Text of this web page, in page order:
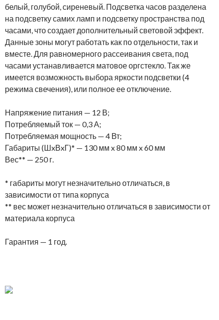
белый, голубой, сиреневый. Подсветка часов разделена
на подсветку самих ламп и подсветку пространства под
часами, что создает дополнительный световой эффект.
Данные зоны могут работать как по отдельности, так и
вместе. Для равномерного рассеивания света, под
часами устанавливается матовое оргстекло. Так же
имеется возможность выбора яркости подсветки (4
режима свечения), или полное ее отключение.
Напряжение питания — 12 В;
Потребляемый ток — 0,3 А;
Потребляемая мощность — 4 Вт;
Габариты (ШxВxГ)* — 130 мм x 80 мм x 60 мм
Вес** — 250 г.
* габариты могут незначительно отличаться, в
зависимости от типа корпуса
** вес может незначительно отличаться в зависимости от
материала корпуса
Гарантия — 1 год.